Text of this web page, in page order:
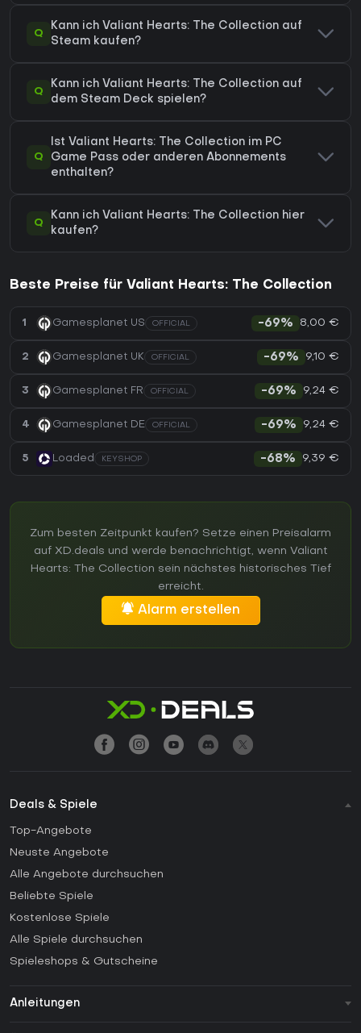
Q
Kann ich Valiant Hearts: The Collection auf
Steam kaufen?
Q
Kann ich Valiant Hearts: The Collection auf
dem Steam Deck spielen?
Q
Ist Valiant Hearts: The Collection im PC
Game Pass oder anderen Abonnements
enthalten?
Q
Kann ich Valiant Hearts: The Collection hier
kaufen?
Beste Preise für Valiant Hearts: The Collection
1 Gamesplanet US OFFICIAL -69% 8,00 €
2 Gamesplanet UK OFFICIAL -69% 9,10 €
3 Gamesplanet FR OFFICIAL -69% 9,24 €
4 Gamesplanet DE OFFICIAL -69% 9,24 €
5 Loaded KEYSHOP -68% 9,39 €
Zum besten Zeitpunkt kaufen? Setze einen Preisalarm
auf XD.deals und werde benachrichtigt, wenn Valiant
Hearts: The Collection sein nächstes historisches Tief
erreicht.
Alarm erstellen
Deals & Spiele
Top-Angebote
Neuste Angebote
Alle Angebote durchsuchen
Beliebte Spiele
Kostenlose Spiele
Alle Spiele durchsuchen
Spieleshops & Gutscheine
Anleitungen